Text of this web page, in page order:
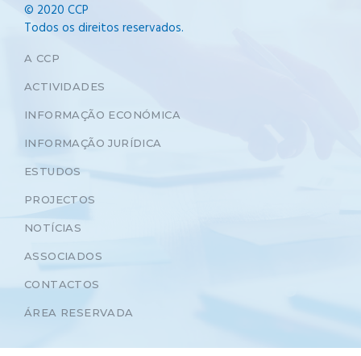
© 2020 CCP
Todos os direitos reservados.
A CCP
ACTIVIDADES
INFORMAÇÃO ECONÓMICA
INFORMAÇÃO JURÍDICA
ESTUDOS
PROJECTOS
NOTÍCIAS
ASSOCIADOS
CONTACTOS
ÁREA RESERVADA